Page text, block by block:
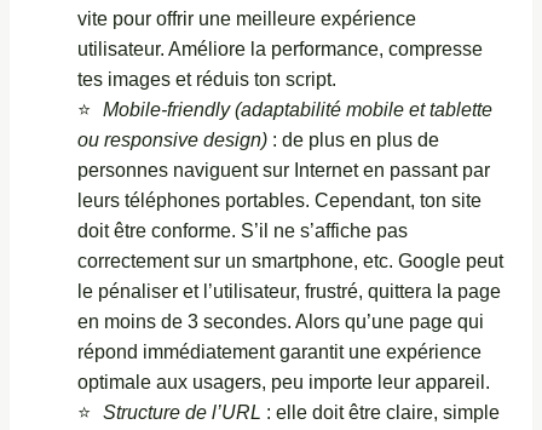
vite pour offrir une meilleure expérience
utilisateur. Améliore la performance, compresse
tes images et réduis ton script.
Mobile-friendly (adaptabilité mobile et tablette
ou responsive design) : de plus en plus de
personnes naviguent sur Internet en passant par
leurs téléphones portables. Cependant, ton site
doit être conforme. S’il ne s’affiche pas
correctement sur un smartphone, etc. Google peut
le pénaliser et l’utilisateur, frustré, quittera la page
en moins de 3 secondes. Alors qu’une page qui
répond immédiatement garantit une expérience
optimale aux usagers, peu importe leur appareil.
Structure de l’URL : elle doit être claire, simple